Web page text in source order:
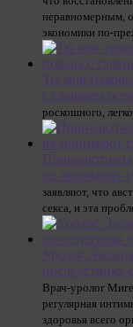
неравномерным,
экономики по-
Ты моя
с главным
роскошного,
не понимают
заявляют, что
секса, и эта
Уролог
последствиях
Врач-уролог
регулярная
здоровья всего